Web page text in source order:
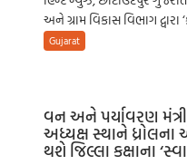
અને ગ્રામ વિકાસ વિભાગ
Gujarat
વન અને પર્યાવરણ
અધ્યક્ષ સ્થાને ધ્રોલના
થશે જિલ્લા કક્ષાના